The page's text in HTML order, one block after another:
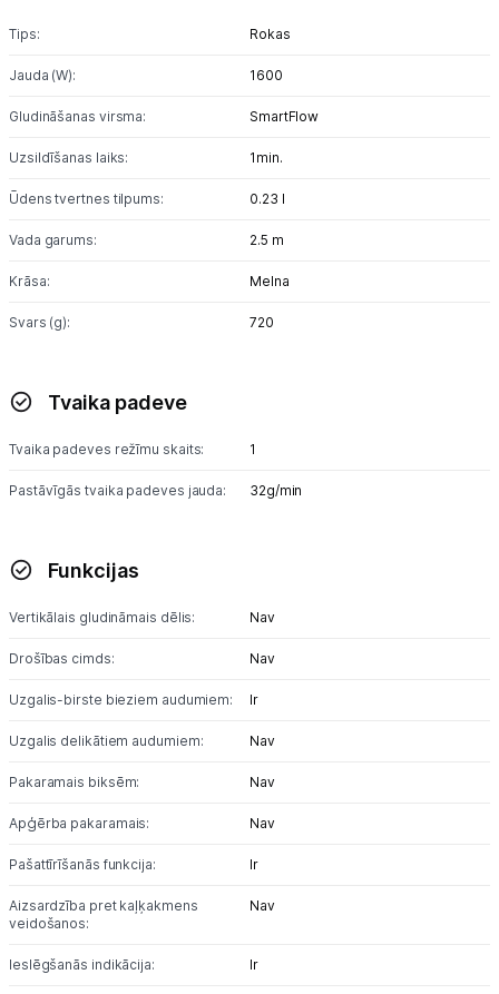
Tips: Rokas
Jauda (W): 1600
Gludināšanas virsma: SmartFlow
Uzsildīšanas laiks: 1min.
Ūdens tvertnes tilpums: 0.23 l
Vada garums: 2.5 m
Krāsa: Melna
Svars (g): 720
Tvaika padeve
Tvaika padeves režīmu skaits: 1
Pastāvīgās tvaika padeves jauda: 32g/min
Funkcijas
Vertikālais gludināmais dēlis: Nav
Drošības cimds: Nav
Uzgalis-birste bieziem audumiem: Ir
Uzgalis delikātiem audumiem: Nav
Pakaramais biksēm: Nav
Apģērba pakaramais: Nav
Pašattīrīšanās funkcija: Ir
Aizsardzība pret kaļķakmens
veidošanos:
Nav
Ieslēgšanās indikācija: Ir